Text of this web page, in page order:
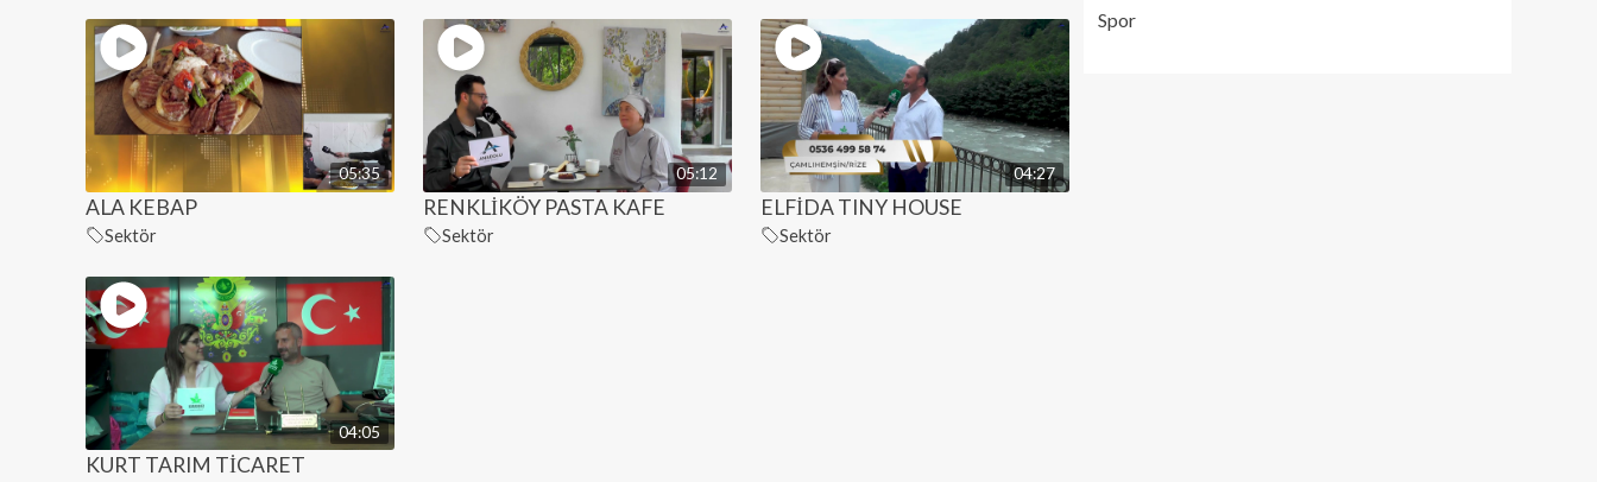
05:35
ALA KEBAP
Sektör
05:12
RENKLİKÖY PASTA KAFE
Sektör
04:27
ELFİDA TINY HOUSE
Sektör
04:05
KURT TARIM TİCARET
Spor